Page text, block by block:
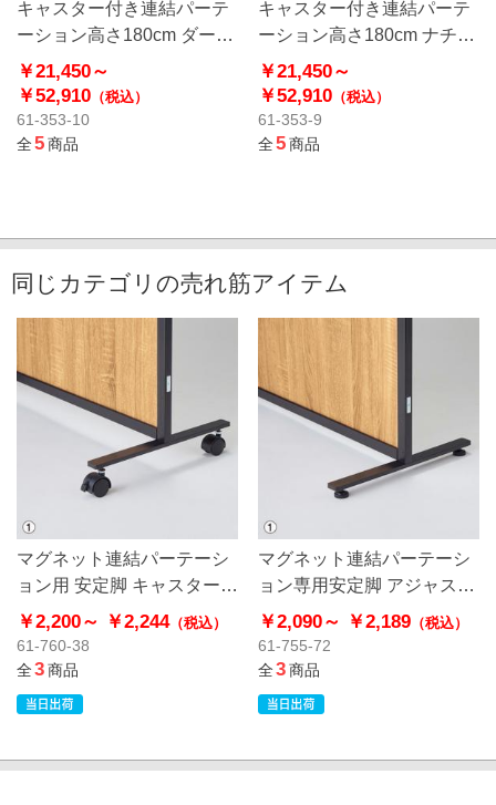
キャスター付き連結パーテ
ーション高さ180cm ダーク
ブラウン
￥21,450～
￥52,910 （税込）
61-353-10
全5商品
キャスター付き連結パーテ
ーション高さ180cm ナチュ
ラル
￥21,450～
￥52,910（税込）
61-353-9
全5商品
同じカテゴリの売れ筋アイテム
マグネット連結パーテーシ
ョン用 安定脚 キャスター付
き
￥2,200～ ￥2,244（税込）
61-760-38
全3商品
マグネット連結パーテーシ
ョン専用安定脚 アジャスタ
ー付き
￥2,090～ ￥2,189（税込）
61-755-72
全3商品